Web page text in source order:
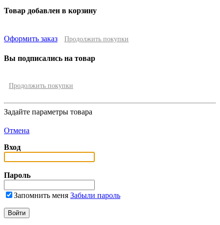
Товар добавлен в корзину
Оформить заказ Продолжить покупки
Вы подписались на товар
Продолжить покупки
Задайте параметры товара
Отмена
Вход
Пароль
Запомнить меня Забыли пароль